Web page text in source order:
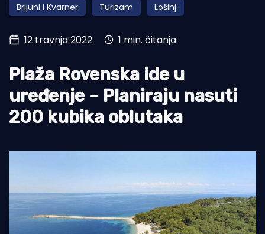
Turizam i nautika
Pomorstvo
Ribolov
Ekologija
Tradicija i kultura
Brijuni i Kvarner Turizam Lošinj
12 travnja 2022 1 min. čitanja
Plaža Rovenska ide u
uređenje – Planiraju nasuti
200 kubika oblutaka